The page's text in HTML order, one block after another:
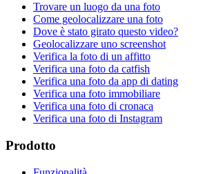
Trovare un luogo da una foto
Come geolocalizzare una foto
Dove è stato girato questo video?
Geolocalizzare uno screenshot
Verifica la foto di un affitto
Verifica una foto da catfish
Verifica una foto da app di dating
Verifica una foto immobiliare
Verifica una foto di cronaca
Verifica una foto di Instagram
Prodotto